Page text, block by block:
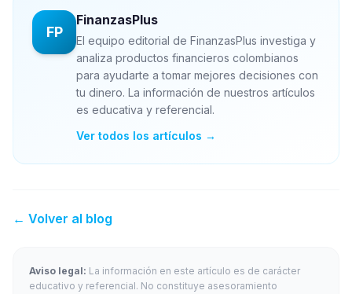
FP
FinanzasPlus
El equipo editorial de FinanzasPlus investiga y
analiza productos financieros colombianos
para ayudarte a tomar mejores decisiones con
tu dinero. La información de nuestros artículos
es educativa y referencial.
Ver todos los artículos →
← Volver al blog
Aviso legal: La información en este artículo es de carácter
educativo y referencial. No constituye asesoramiento